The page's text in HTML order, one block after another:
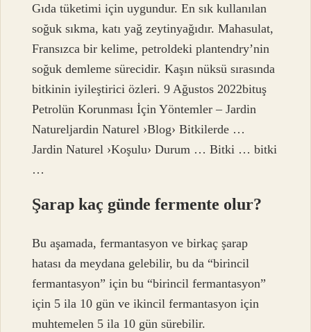
Gıda tüketimi için uygundur. En sık kullanılan
soğuk sıkma, katı yağ zeytinyağıdır. Mahasulat,
Fransızca bir kelime, petroldeki plantendry’nin
soğuk demleme sürecidir. Kaşın nüksü sırasında
bitkinin iyileştirici özleri. 9 Ağustos 2022bituş
Petrolün Korunması İçin Yöntemler – Jardin
Natureljardin Naturel ›Blog› Bitkilerde …
Jardin Naturel ›Koşulu› Durum … Bitki … bitki
…
Şarap kaç günde fermente olur?
Bu aşamada, fermantasyon ve birkaç şarap
hatası da meydana gelebilir, bu da “birincil
fermantasyon” için bu “birincil fermantasyon”
için 5 ila 10 gün ve ikincil fermantasyon için
muhtemelen 5 ila 10 gün sürebilir.